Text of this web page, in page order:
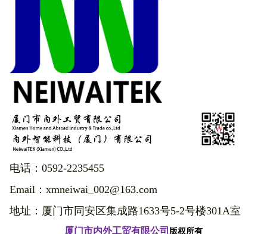
电话：0592-2235455
Email：xmneiwai_002@163.com
地址：厦门市同安区集成路1633号5-2号楼301A室
厦门市内外工贸有限公司 版权所有